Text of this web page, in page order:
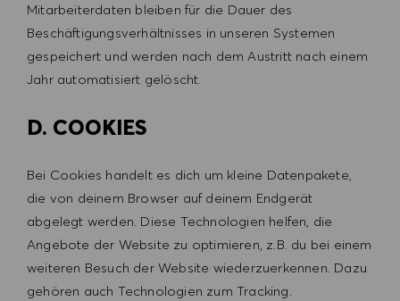
Mitarbeiterdaten bleiben für die Dauer des
Beschäftigungsverhältnisses in unseren Systemen
gespeichert und werden nach dem Austritt nach einem
Jahr automatisiert gelöscht.
D. COOKIES
Bei Cookies handelt es dich um kleine Datenpakete,
die von deinem Browser auf deinem Endgerät
abgelegt werden. Diese Technologien helfen, die
Angebote der Website zu optimieren, z.B. du bei einem
weiteren Besuch der Website wiederzuerkennen. Dazu
gehören auch Technologien zum Tracking.